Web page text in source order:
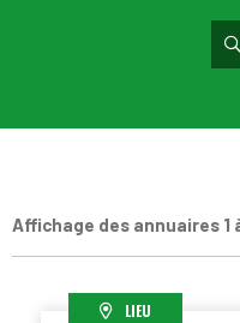
Affichage des annuaires 1
LIEU